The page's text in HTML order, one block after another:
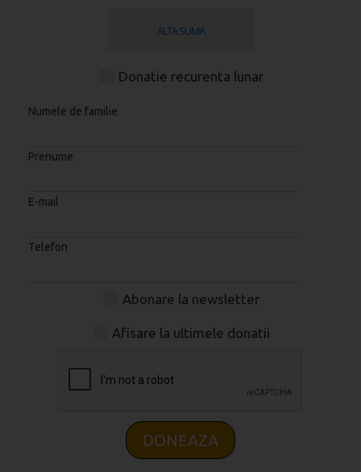
Donatie recurenta lunar
Numele de familie
Prenume
E-mail
Telefon
Abonare la newsletter
Afisare la ultimele donatii
DONEAZA